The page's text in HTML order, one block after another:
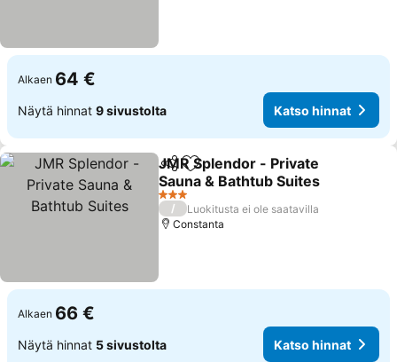
Alkaen 64 €
Näytä hinnat 9 sivustolta Katso hinnat
Jaa Lisää suosikkeihin
JMR Splendor - Private
Sauna & Bathtub Suites
3 Tähtiluokitus
/
Luokitusta ei ole saatavilla
Constanta
Alkaen 66 €
Näytä hinnat 5 sivustolta Katso hinnat